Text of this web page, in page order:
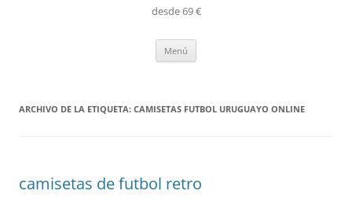
desde 69 €
Menú
ARCHIVO DE LA ETIQUETA: CAMISETAS FUTBOL URUGUAYO ONLINE
camisetas de futbol retro